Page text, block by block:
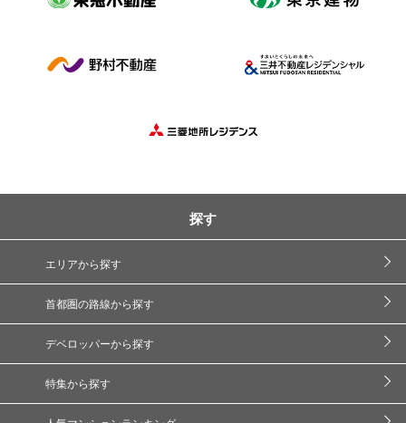
探す
エリアから探す
首都圏の路線から探す
デベロッパーから探す
特集から探す